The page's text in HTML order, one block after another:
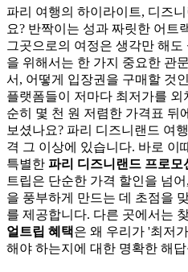
파리 여행의 하이라이트, 디즈
요? 반짝이는 성과 짜릿한 어트
그곳으로의 여정은 생각만 해
을 위해서는 한 가지 중요한 관
서, 어떻게 입장권을 구매할 것
플랫폼들이 저마다 최저가를
순히 몇 천 원 저렴한 가격표 뒤
보셨나요? 파리 디즈니랜드 여
격 그 이상에 있습니다. 바로 이
특별한 파리 디즈니랜드 프로모
트립은 단순한 가격 할인을 넘
을 풍부하게 만드는 데 초점을
를 제공합니다. 다른 곳에서는
얼트립 혜택은 왜 우리가 '최저
해야 하는지에 대한 명확한 해